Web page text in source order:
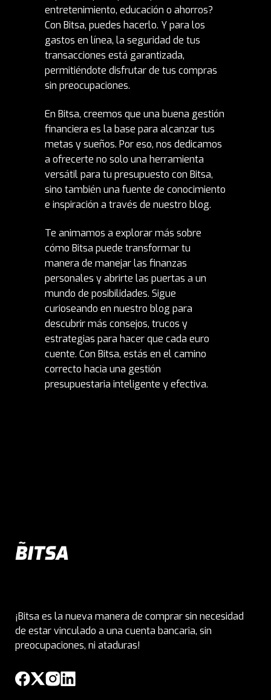
entretenimiento, educación o ahorros?
Con Bitsa, puedes hacerlo. Y para los
gastos en línea, la seguridad de tus
transacciones está garantizada,
permitiéndote disfrutar de tus compras
sin preocupaciones.
En Bitsa, creemos que una buena gestión
financiera es la base para alcanzar tus
metas y sueños. Por eso, nos dedicamos
a ofrecerte no solo una herramienta
versátil para tu presupuesto con Bitsa,
sino también una fuente de conocimiento
e inspiración a través de nuestro blog.
Te animamos a explorar más sobre
cómo Bitsa puede transformar tu
manera de manejar las finanzas
personales y abrirte las puertas a un
mundo de posibilidades. Sigue
curioseando en nuestro blog para
descubrir más consejos, trucos y
estrategias para hacer que cada euro
cuente. Con Bitsa, estás en el camino
correcto hacia una gestión
presupuestaria inteligente y efectiva.
¡Bitsa es la nueva manera de comprar sin necesidad
de estar vinculado a una cuenta bancaria, sin
preocupaciones, ni ataduras!